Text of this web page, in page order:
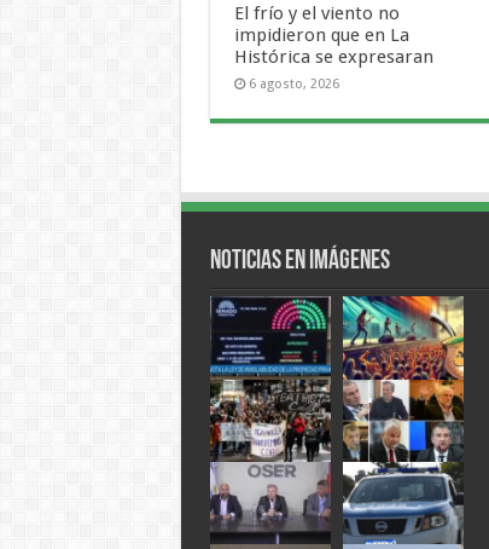
El frío y el viento no
impidieron que en La
Histórica se expresaran
6 agosto, 2026
Noticias en Imágenes